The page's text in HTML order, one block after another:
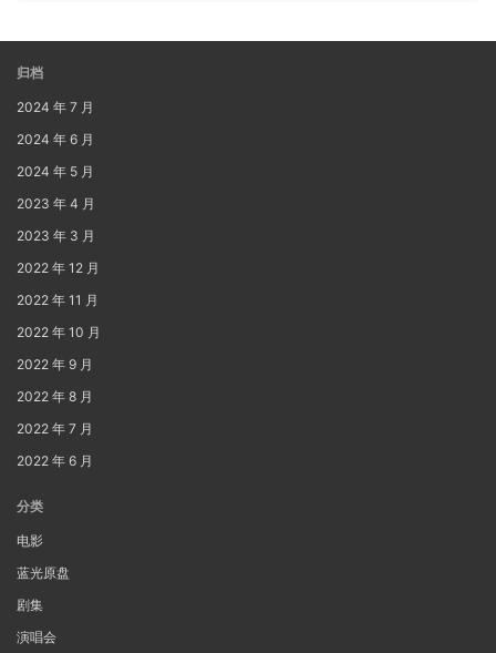
归档
2024 年 7 月
2024 年 6 月
2024 年 5 月
2023 年 4 月
2023 年 3 月
2022 年 12 月
2022 年 11 月
2022 年 10 月
2022 年 9 月
2022 年 8 月
2022 年 7 月
2022 年 6 月
分类
电影
蓝光原盘
剧集
演唱会